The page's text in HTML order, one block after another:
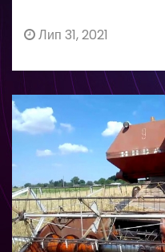
Лип 31, 2021